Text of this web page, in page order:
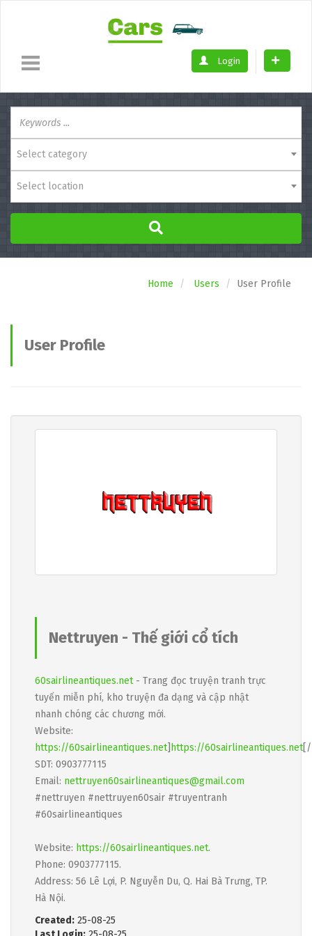
Login
Select category
Select location
Home Users User Profile
User Profile
Nettruyen - Thế giới cổ tích
60sairlineantiques.net- Trang đọc truyện tranh trực
tuyến miễn phí, kho truyện đa dạng và cập nhật
nhanh chóng các chương mới.
Website:
https://60sairlineantiques.net] https://60sairlineantiques.net[/
SDT: 0903777115
Email: nettruyen60sairlineantiques@gmail.com
#nettruyen #nettruyen60sair #truyentranh
#60sairlineantiques
Website: https://60sairlineantiques.net.
Phone: 0903777115.
Address: 56 Lê Lợi, P. Nguyễn Du, Q. Hai Bà Trưng, TP.
Hà Nội.
Created: 25-08-25